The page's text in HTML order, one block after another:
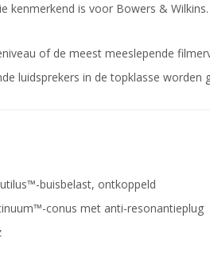
kenmerkend is voor Bowers & Wilkins.
of de meest meeslepende
luidsprekers in de topklasse worden
buisbelast, ontkoppeld
conus met anti-resonantieplug